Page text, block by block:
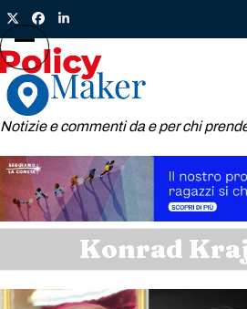
Skip
to
content
TwitterFacebook
LinkedIn
Notizie e commenti da e per chi
Open
mobile
menu
Close
mobile
menu
Konrad